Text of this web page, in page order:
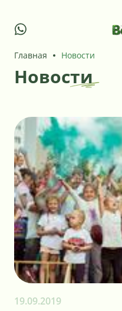
Новости
Главная Новости
19.09.2019